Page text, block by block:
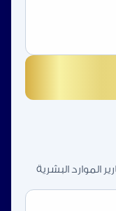
الموارد البشرية